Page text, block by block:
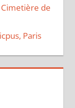
Cimetière de
Paris